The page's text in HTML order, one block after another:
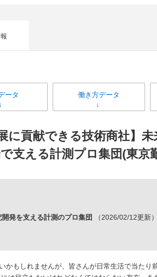
ータ 働き方データ
に貢献できる技術商社】
支える計測プロ集団(東京
発を支える計測のプロ集団 （2026/02/12更新）
かもしれませんが、皆さんが日常生活で当た